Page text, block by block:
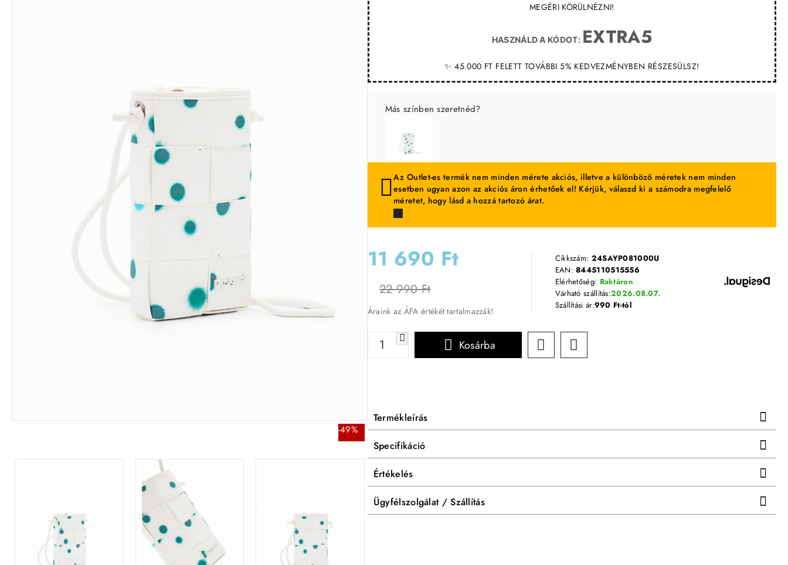
-49%
MEGÉRI KÖRÜLNÉZNI!
HASZNÁLD A KÓDOT: EXTRA5
✨ 45.000 FT FELETT TOVÁBBI 5% KEDVEZMÉNYBEN RÉSZESÜLSZ!
11 690 Ft
22 990 Ft
Áraink az ÁFA értékét tartalmazzák!
Cikkszám: 24SAYP081000U
EAN:8445110515556
Elérhetőség: Raktáron
Várható szállítás:2026.08.07.
Szállítási ár:990 Ft-tól
Más színben szeretnéd?
Kosárba
Az Outlet-es termék nem minden mérete akciós, illetve a különböző méretek nem minden
esetben ugyan azon az akciós áron érhetőek el! Kérjük, válaszd ki a számodra megfelelő
méretet, hogy lásd a hozzá tartozó árat.
Termékleírás
Specifikáció
Értékelés
Ügyfélszolgálat / Szállítás